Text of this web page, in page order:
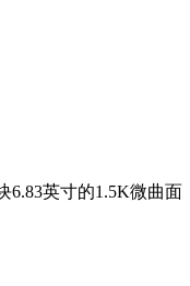
6.83英寸的1.5K微曲面